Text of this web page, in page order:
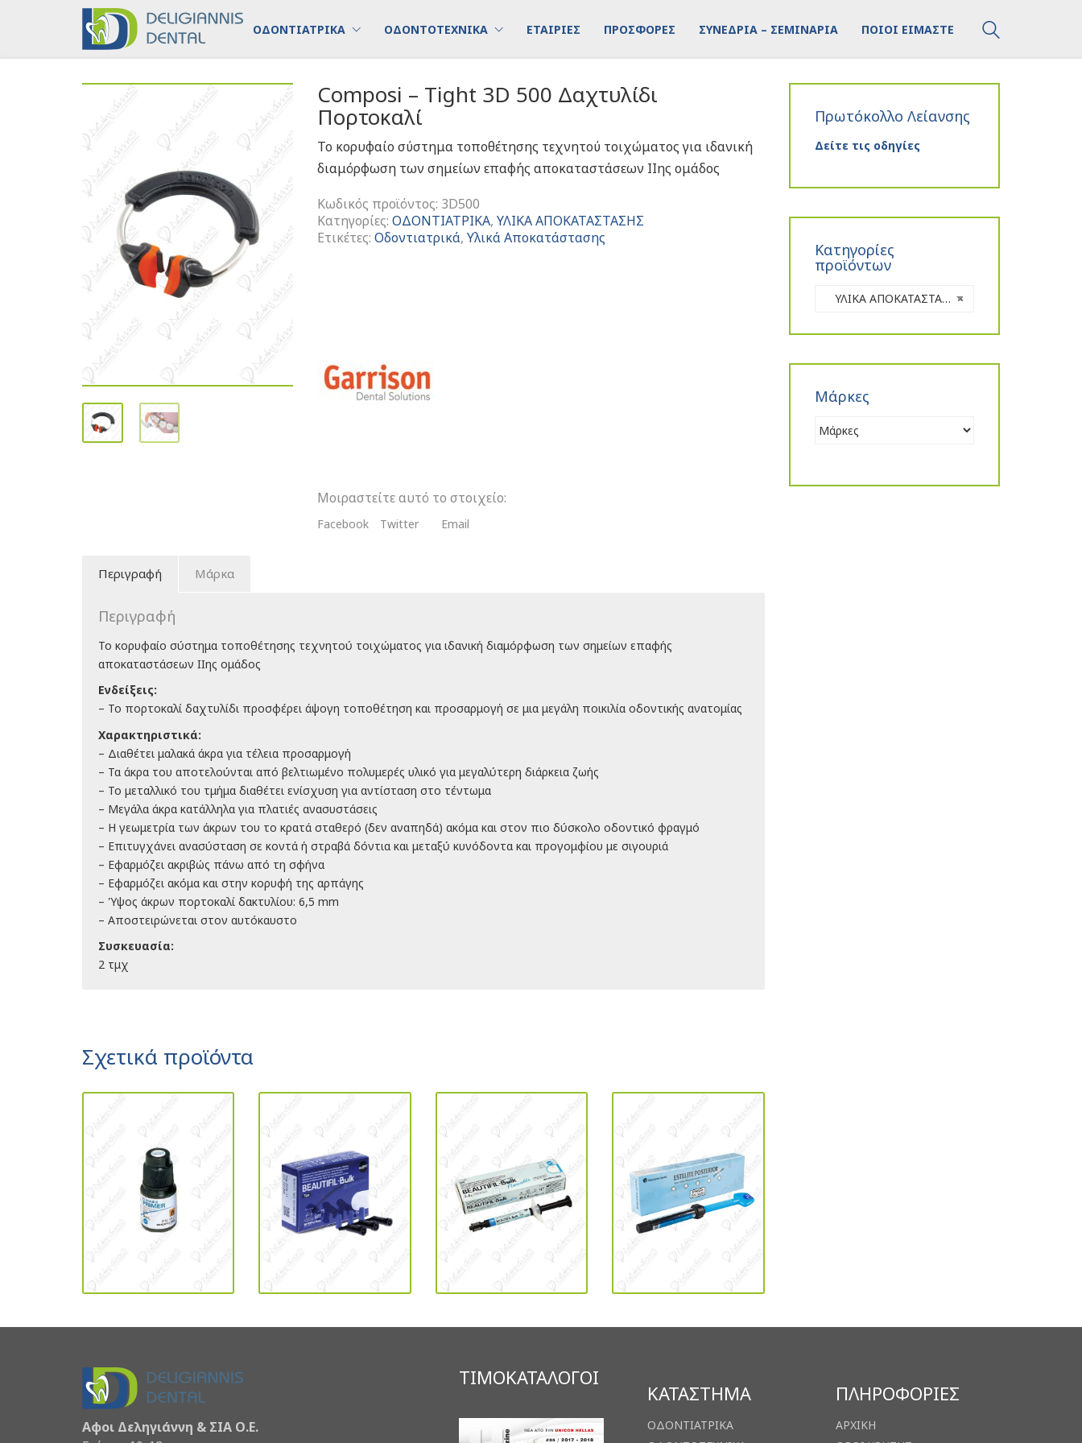
ΟΔΟΝΤΙΑΤΡΙΚΑ ΟΔΟΝΤΟΤΕΧΝΙΚΑ ΕΤΑΙΡΙΕΣ ΠΡΟΣΦΟΡΕΣ ΣΥΝΕΔΡΙΑ – ΣΕΜΙΝΑΡΙΑ ΠΟΙΟΙ ΕΙΜΑΣΤΕ
Composi – Tight 3D 500 Δαχτυλίδι
Πορτοκαλί
Το κορυφαίο σύστημα τοποθέτησης τεχνητού τοιχώματος για ιδανική
διαμόρφωση των σημείων επαφής αποκαταστάσεων ΙΙης ομάδος
Κωδικός προϊόντος: 3D500
Κατηγορίες:ΟΔΟΝΤΙΑΤΡΙΚΑ,ΥΛΙΚΑ ΑΠΟΚΑΤΑΣΤΑΣΗΣ
Ετικέτες:Οδοντιατρικά,Υλικά Αποκατάστασης
500
Δαχτυλίδι
Πορτοκαλί
Μοιραστείτε αυτό το στοιχείο:
Facebook Twitter Email
Περιγραφή Μάρκα
Περιγραφή
Το κορυφαίο σύστημα τοποθέτησης τεχνητού τοιχώματος για ιδανική διαμόρφωση των σημείων επαφής
αποκαταστάσεων ΙΙης ομάδος
Ενδείξεις:
– Το πορτοκαλί δαχτυλίδι προσφέρει άψογη τοποθέτηση και προσαρμογή σε μια μεγάλη ποικιλία οδοντικής ανατομίας
Χαρακτηριστικά:
– Διαθέτει μαλακά άκρα για τέλεια προσαρμογή
– Τα άκρα του αποτελούνται από βελτιωμένο πολυμερές υλικό για μεγαλύτερη διάρκεια ζωής
– Το μεταλλικό του τμήμα διαθέτει ενίσχυση για αντίσταση στο τέντωμα
– Μεγάλα άκρα κατάλληλα για πλατιές ανασυστάσεις
– Η γεωμετρία των άκρων του το κρατά σταθερό (δεν αναπηδά) ακόμα και στον πιο δύσκολο οδοντικό φραγμό
– Επιτυγχάνει ανασύσταση σε κοντά ή στραβά δόντια και μεταξύ κυνόδοντα και προγομφίου με σιγουριά
– Εφαρμόζει ακριβώς πάνω από τη σφήνα
– Εφαρμόζει ακόμα και στην κορυφή της αρπάγης
– Ύψος άκρων πορτοκαλί δακτυλίου: 6,5 mm
– Αποστειρώνεται στον αυτόκαυστο
Συσκευασία:
2 τμχ
Σχετικά προϊόντα
Πρωτόκολλο Λείανσης
Δείτε τις οδηγίες
Κατηγορίες
προϊόντων
×
ΥΛΙΚΑ ΑΠΟΚΑΤΑΣΤΑΣΗΣ
Μάρκες
Αφοι Δεληγιάννη & ΣΙΑ Ο.Ε.
ΤΙΜΟΚΑΤΑΛΟΓΟΙ
ΚΑΤΑΣΤΗΜΑ
ΟΔΟΝΤΙΑΤΡΙΚΑ
ΠΛΗΡΟΦΟΡΙΕΣ
ΑΡΧΙΚΗ